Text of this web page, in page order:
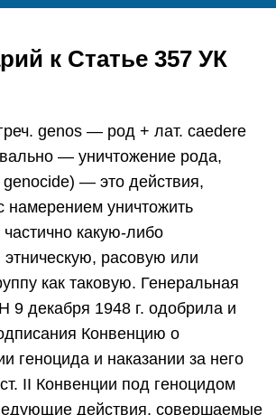
к Статье 357 УК
genos — род + лат. caedere
— уничтожение рода,
— это действия,
уничтожить
какую-либо
расовую или
как таковую. Генеральная
декабря 1948 г. одобрила и
Конвенцию о
геноцида и наказании за него
II Конвенции под геноцидом
действия, совершаемые